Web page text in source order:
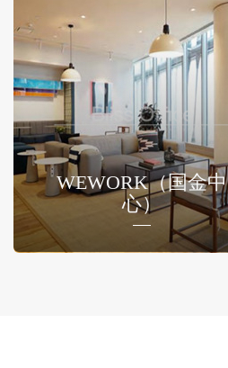
WEWORK（国金中
心）